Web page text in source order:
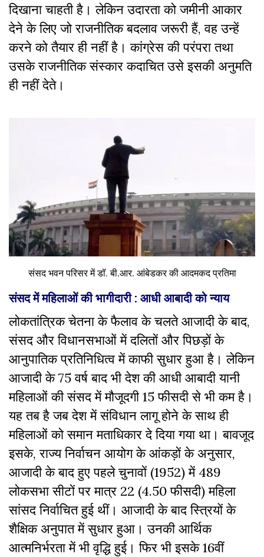
दिखाना चाहती है। लेकिन उदारता को जमीनी आकार
देने के लिए जो राजनीतिक बदलाव जरूरी हैं, वह उन्हें
करने को तैयार ही नहीं है। कांग्रेस की परंपरा तथा
उसके राजनीतिक संस्कार कदाचित उसे इसकी अनुमति
ही नहीं देते।
संसद भवन परिसर में डॉ. बी.आर. आंबेडकर की आदमकद प्रतिमा
संसद में महिलाओं की भागीदारी : आधी आबादी को न्याय
लोकतांत्रिक चेतना के फैलाव के चलते आजादी के बाद,
संसद और विधानसभाओं में दलितों और पिछड़ों के
आनुपातिक प्रतिनिधित्व में काफी सुधार हुआ है। लेकिन
आजादी के 75 वर्ष बाद भी देश की आधी आबादी यानी
महिलाओं की संसद में मौजूदगी 15 फीसदी से भी कम है।
यह तब है जब देश में संविधान लागू होने के साथ ही
महिलाओं को समान मताधिकार दे दिया गया था। बावजूद
इसके, राज्य निर्वाचन आयोग के आंकड़ों के अनुसार,
आजादी के बाद हुए पहले चुनावों (1952) में 489
लोकसभा सीटों पर मात्र 22 (4.50 फीसदी) महिला
सांसद निर्वाचित हुई थीं। आजादी के बाद स्त्रियों के
शैक्षिक अनुपात में सुधार हुआ। उनकी आर्थिक
आत्मनिर्भरता में भी वृद्धि हुई। फिर भी इसके 16वीं